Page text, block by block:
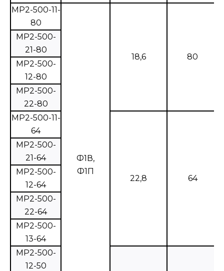
МР2-500-11-
80
Ф1В,
Ф1П
18,6 80
МР2-500-
21-80
МР2-500-
12-80
МР2-500-
22-80
МР2-500-11-
64
22,8 64
МР2-500-
21-64
МР2-500-
12-64
МР2-500-
22-64
МР2-500-
13-64
МР2-500-
12-50